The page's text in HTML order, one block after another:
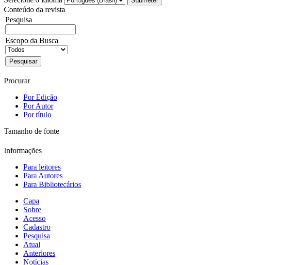
Conteúdo da revista
Pesquisa
Escopo da Busca
Procurar
Por Edição
Por Autor
Por título
Tamanho de fonte
Informações
Para leitores
Para Autores
Para Bibliotecários
Capa
Sobre
Acesso
Cadastro
Pesquisa
Atual
Anteriores
Notícias